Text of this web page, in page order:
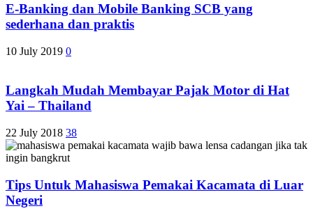
E-Banking dan Mobile Banking SCB yang
sederhana dan praktis
10 July 2019 0
Langkah Mudah Membayar Pajak Motor di Hat
Yai – Thailand
22 July 2018 38
Tips Untuk Mahasiswa Pemakai Kacamata di Luar
Negeri